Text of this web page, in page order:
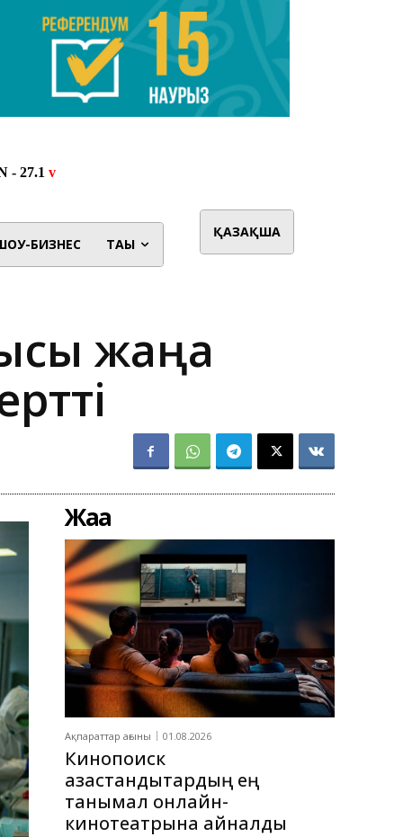
БИЗНЕС ТАҒЫ
ҚАЗАҚША
жаңа
Жаңа
Ақпараттар ағыны 01.08.2026
Кинопоиск
қазақстандықтардың ең
танымал онлайн-
кинотеатрына айналды